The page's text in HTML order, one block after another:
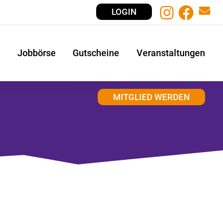
LOGIN
Jobbörse Gutscheine Veranstaltungen
MITGLIED WERDEN